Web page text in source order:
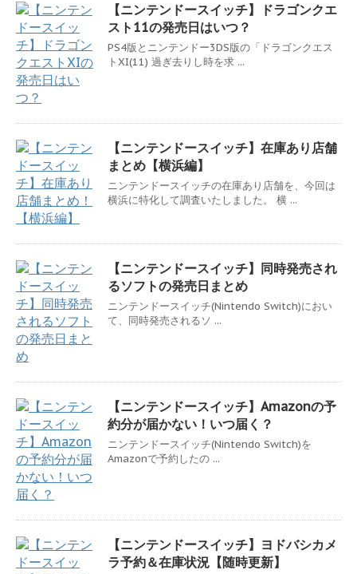
【ニンテンドースイッチ】ドラゴンクエ
スト11の発売日はいつ？
PS4版とニンテンドー3DS版の「ドラゴンクエス
トXI(11) 過ぎ去りし時を求 ...
【ニンテンドースイッチ】在庫あり店舗
まとめ【横浜編】
ニンテンドースイッチの在庫あり店舗を、今回は
横浜に特化して調査いたしました。 横 ...
【ニンテンドースイッチ】同時発売され
るソフトの発売日まとめ
ニンテンドースイッチ(Nintendo Switch)におい
て、同時発売されるソ ...
【ニンテンドースイッチ】Amazonの予
約分が届かない！いつ届く？
ニンテンドースイッチ(Nintendo Switch)を
Amazonで予約したの ...
【ニンテンドースイッチ】ヨドバシカメ
ラ予約＆在庫状況【随時更新】